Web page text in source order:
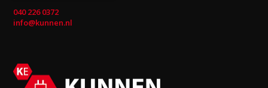
040 226 0372
info@kunnen.nl